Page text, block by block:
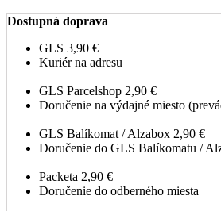
Dostupná doprava
GLS 3,90 €
Kuriér na adresu
GLS Parcelshop 2,90 €
Doručenie na výdajné miesto
GLS Balíkomat / Alzabox 2,90 €
Doručenie do GLS Balíkomatu /
Packeta 2,90 €
Doručenie do odberného miesta